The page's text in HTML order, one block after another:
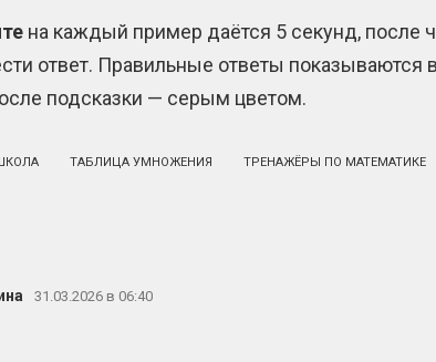
на каждый пример даётся 5 секунд, после
ответ. Правильные ответы
подсказки — серым цветом.
ТАБЛИЦА УМНОЖЕНИЯ ТРЕНАЖЁРЫ ПО МАТЕМАТИКЕ
31.03.2026 в 06:40